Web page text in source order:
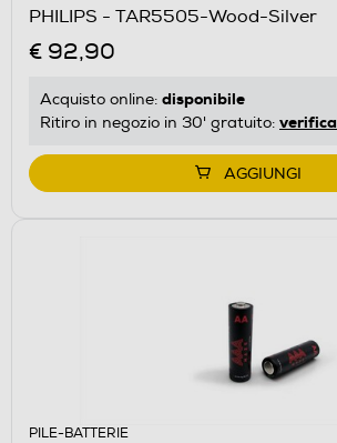
PHILIPS - TAR5505-Wood-Silver
€ 92,90
Acquisto online: disponibile
Ritiro in negozio in 30' gratuito: verifica
AGGIUNGI
PILE-BATTERIE